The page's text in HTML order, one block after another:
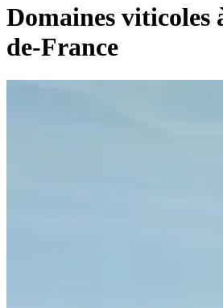
Domaines viticoles
de-France